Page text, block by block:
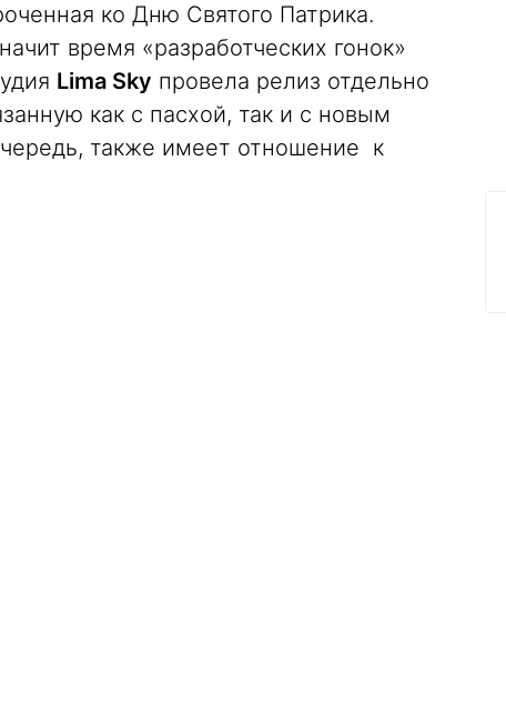
ко Дню Святого Патрика.
время «разработческих гонок»
Lima Sky провела релиз отдельно
как с пасхой, так и с новым
также имеет отношение к